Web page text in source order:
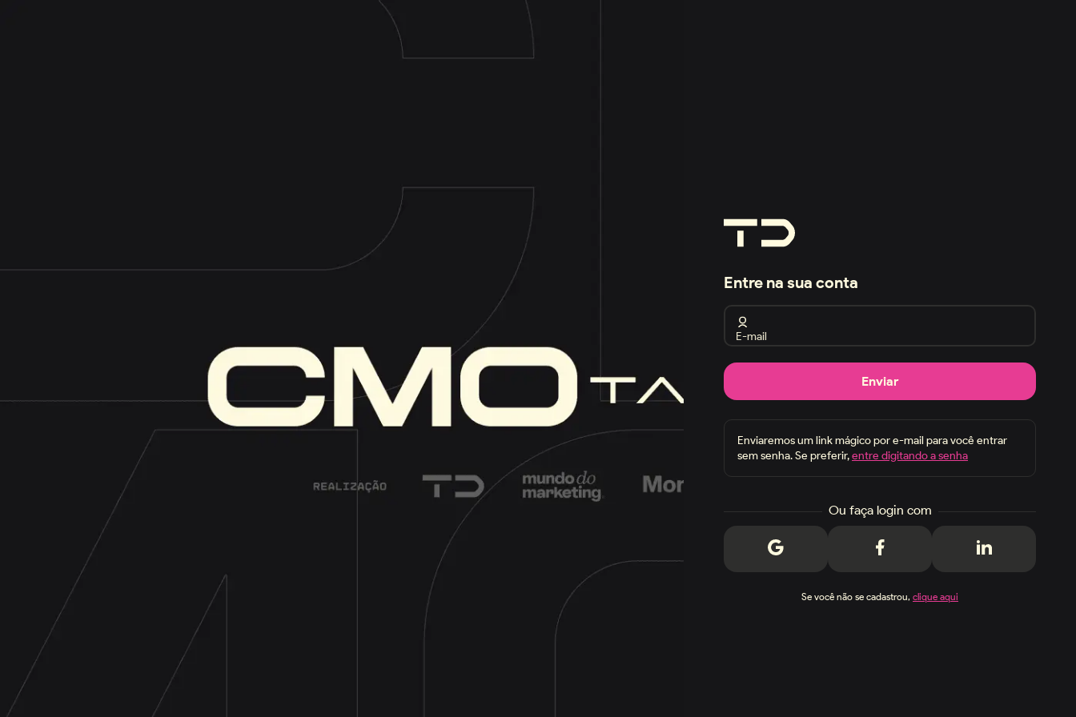
Entre na sua conta
E-mail
Enviar
Enviaremos um link mágico por e-mail para você entrar
sem senha. Se preferir,entre digitando a senha
Ou faça login com
Se você não se cadastrou, clique aqui